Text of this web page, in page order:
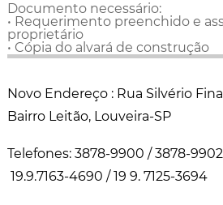
Documento necessário:
• Requerimento preenchido e
proprietário
• Cópia do alvará de construção
Novo Endereço : Rua Silvério
Bairro Leitão, Louveira-SP
Telefones: 3878-9900 / 3878-
19.9.7163-4690 / 19 9. 7125-3694